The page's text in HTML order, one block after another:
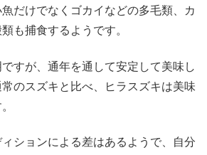
だけでなくゴカイなどの多毛類、カ
も捕食するようです。
すが、通年を通して安定して美味し
のスズキと比べ、ヒラスズキは美味
ションによる差はあるようで、自分